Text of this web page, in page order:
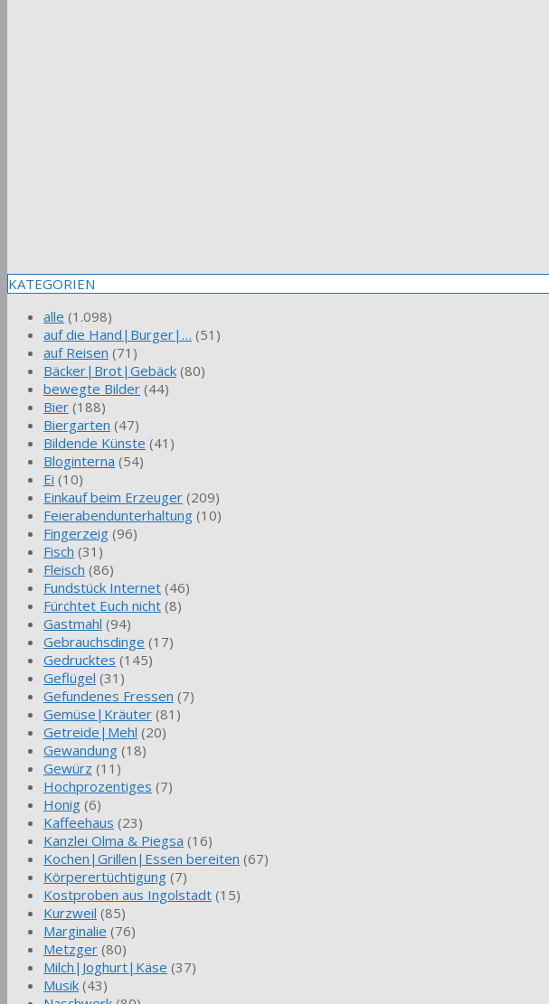
KATEGORIEN
alle (1.098)
auf die Hand|Burger|… (51)
auf Reisen (71)
Bäcker|Brot|Gebäck (80)
bewegte Bilder (44)
Bier (188)
Biergarten (47)
Bildende Künste (41)
Bloginterna (54)
Ei (10)
Einkauf beim Erzeuger (209)
Feierabendunterhaltung (10)
Fingerzeig (96)
Fisch (31)
Fleisch (86)
Fundstück Internet (46)
Fürchtet Euch nicht (8)
Gastmahl (94)
Gebrauchsdinge (17)
Gedrucktes (145)
Geflügel (31)
Gefundenes Fressen (7)
Gemüse|Kräuter (81)
Getreide|Mehl (20)
Gewandung (18)
Gewürz (11)
Hochprozentiges (7)
Honig (6)
Kaffeehaus (23)
Kanzlei Olma & Piegsa (16)
Kochen|Grillen|Essen bereiten (67)
Körperertüchtigung (7)
Kostproben aus Ingolstadt (15)
Kurzweil (85)
Marginalie (76)
Metzger (80)
Milch|Joghurt|Käse (37)
Musik (43)